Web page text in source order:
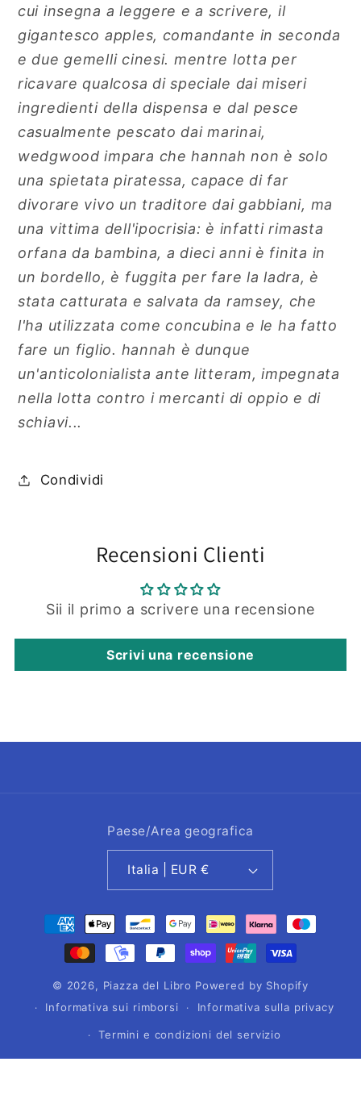
cui insegna a leggere e a scrivere, il
gigantesco apples, comandante in seconda
e due gemelli cinesi. mentre lotta per
ricavare qualcosa di speciale dai miseri
ingredienti della dispensa e dal pesce
casualmente pescato dai marinai,
wedgwood impara che hannah non è solo
una spietata piratessa, capace di far
divorare vivo un traditore dai gabbiani, ma
una vittima dell'ipocrisia: è infatti rimasta
orfana da bambina, a dieci anni è finita in
un bordello, è fuggita per fare la ladra, è
stata catturata e salvata da ramsey, che
l'ha utilizzata come concubina e le ha fatto
fare un figlio. hannah è dunque
un'anticolonialista ante litteram, impegnata
nella lotta contro i mercanti di oppio e di
schiavi...
Condividi
Recensioni Clienti
Sii il primo a scrivere una recensione
Scrivi una recensione
Paese/Area geografica
Italia | EUR €
Metodi
pagamento
© 2026, Piazza del Libro Powered by Shopify
Informativa sui rimborsi
Informativa sulla privacy
Termini e condizioni del servizio
Informativa sulle spedizioni Recapiti